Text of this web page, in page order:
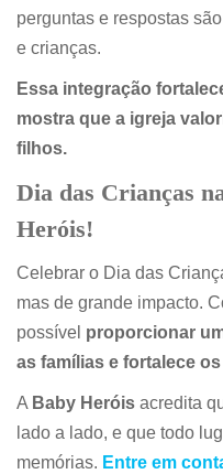
perguntas e respostas
e crianças.
Essa integração
mostra que a igreja
filhos.
Dia das Crianças
Heróis!
Celebrar o Dia das
mas de grande impacto.
possível proporcionar
as famílias e fortalece
A Baby Heróis acredita
lado a lado, e que todo
memórias. Entre em